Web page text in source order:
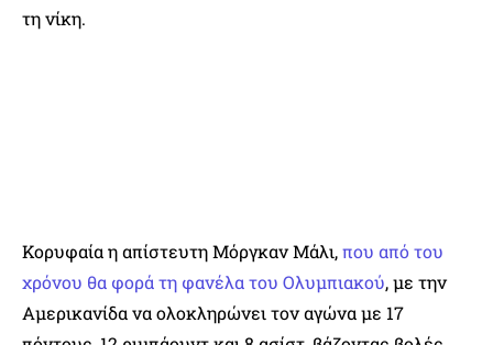
τη νίκη.
Κορυφαία η απίστευτη Μόργκαν Μάλι,που από του
χρόνου θα φορά τη φανέλα του Ολυμπιακού, με την
Αμερικανίδα να ολοκληρώνει τον αγώνα με 17